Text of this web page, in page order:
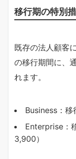
移行期の特別
既存の法人顧客
の移行期間に、
れます。
Business：移
Enterprise：
3,900）